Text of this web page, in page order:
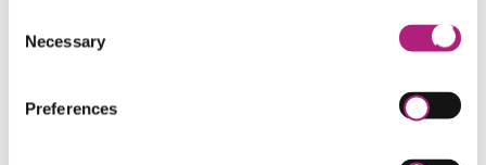
Selection
Necessary
Preferences
Management